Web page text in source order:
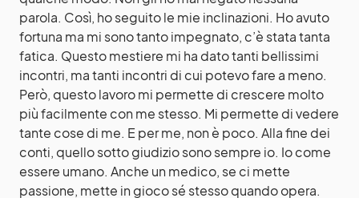
parola. Così, ho seguito le mie inclinazioni. Ho avuto
fortuna ma mi sono tanto impegnato, c’è stata tanta
fatica. Questo mestiere mi ha dato tanti bellissimi
incontri, ma tanti incontri di cui potevo fare a meno.
Però, questo lavoro mi permette di crescere molto
più facilmente con me stesso. Mi permette di vedere
tante cose di me. E per me, non è poco. Alla fine dei
conti, quello sotto giudizio sono sempre io. Io come
essere umano. Anche un medico, se ci mette
passione, mette in gioco sé stesso quando opera.